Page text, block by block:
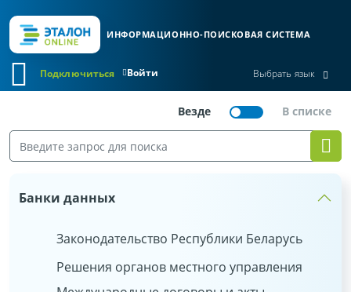
ИНФОРМАЦИОННО-ПОИСКОВАЯ СИСТЕМА
Войти
Подключиться Выбрать язык
Банки данных
Законодательство Республики Беларусь
Решения органов местного управления